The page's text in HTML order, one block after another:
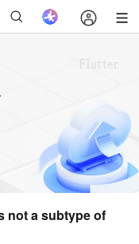
not a subtype of